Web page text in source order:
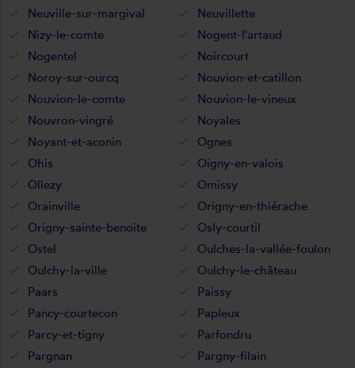
Neuville-sur-margival
Neuvillette
Nizy-le-comte
Nogent-l'artaud
Nogentel
Noircourt
Noroy-sur-ourcq
Nouvion-et-catillon
Nouvion-le-comte
Nouvion-le-vineux
Nouvron-vingré
Noyales
Noyant-et-aconin
Ognes
Ohis
Oigny-en-valois
Ollezy
Omissy
Orainville
Origny-en-thiérache
Origny-sainte-benoite
Osly-courtil
Ostel
Oulches-la-vallée-foulon
Oulchy-la-ville
Oulchy-le-château
Paars
Paissy
Pancy-courtecon
Papleux
Parcy-et-tigny
Parfondru
Pargnan
Pargny-filain